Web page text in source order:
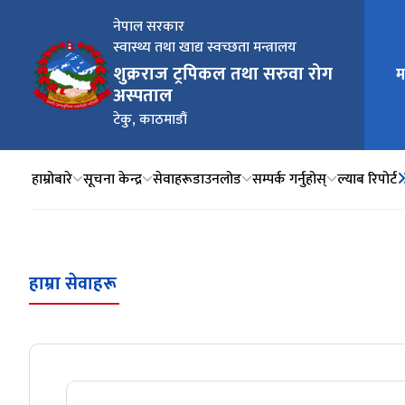
नेपाल सरकार
स्वास्थ्य तथा खाद्य स्वच्छता मन्त्रालय
शुक्रराज ट्रपिकल तथा सरुवा रोग
अस्पताल
टेकु, काठमाडौं
मुख्य
हाम्रोबारे सूचना केन्द्र सेवाहरूडाउनलोड सम्पर्क गर्नुहोस् ल्याब रिपोर्ट
हाम्रा सेवाहरू